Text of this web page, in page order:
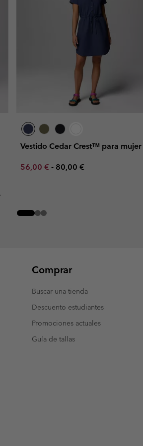
Vestido Cedar Crest™ para mujer
Minimum sale price:
56,00 € - Maximum price:
80,00 €
Comprar
Buscar una tienda
Descuento estudiantes
Promociones actuales
Guía de tallas